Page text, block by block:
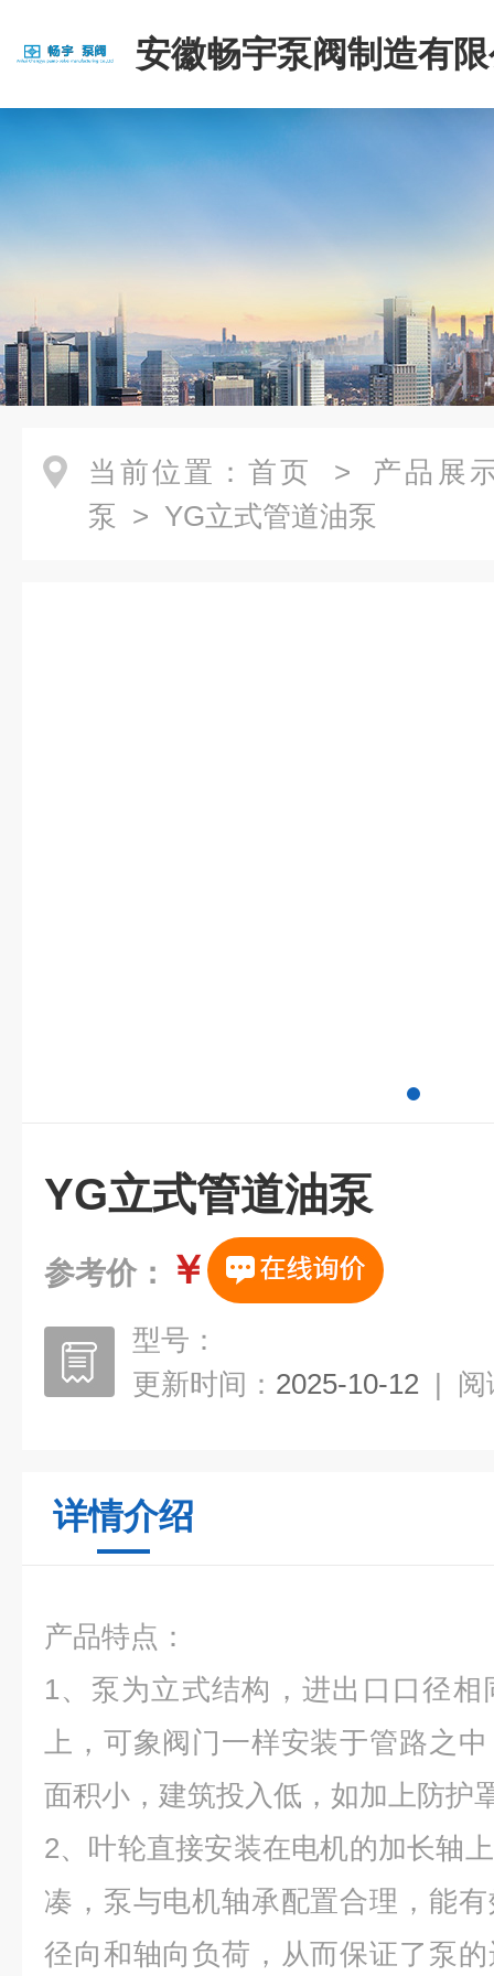
安徽畅宇泵阀制造有
当前位置： 首页 > 产品展
泵 > YG立式管道油泵
YG立式管道油泵
参考价： ￥
型号：
更新时间： 2025-10-12 | 阅
详情介绍
产品特点：
1、泵为立式结构，进出口口径
上，可象阀门一样安装于管路之
面积小，建筑投入低，如加上防护
2、叶轮直接安装在电机的加长轴
凑，泵与电机轴承配置合理，能
径向和轴向负荷，从而保证了泵